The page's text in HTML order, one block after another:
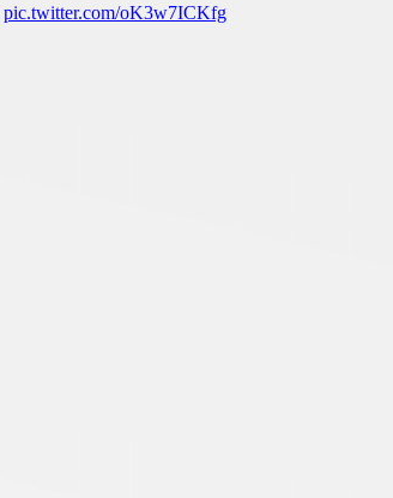
pic.twitter.com/oK3w7ICKfg